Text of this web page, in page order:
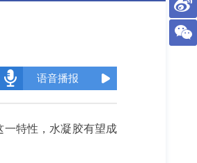
语音播报
一特性，水凝胶有望成